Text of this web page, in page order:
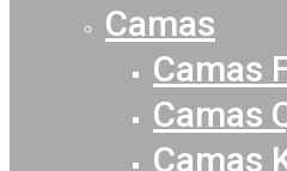
Camas
Camas
Camas
Camas